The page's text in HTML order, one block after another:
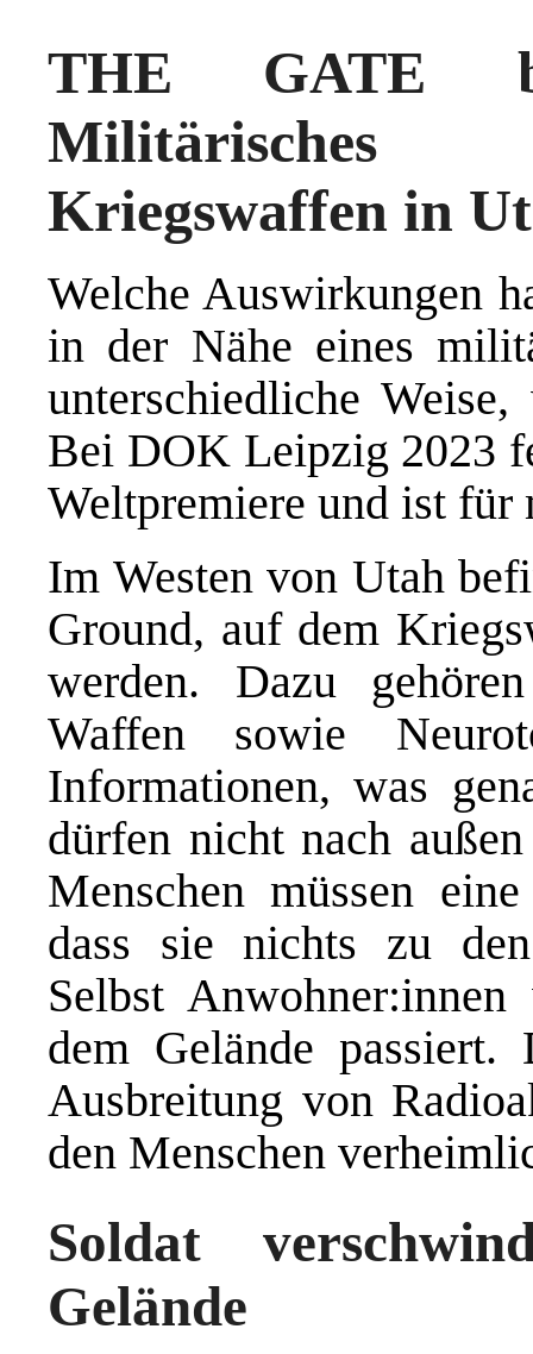
THE GATE
Kriegswaffen in
Welche Auswirkungen
in der Nähe eines
unterschiedliche
Bei DOK Leipzig 2023
Weltpremiere und ist für
Im Westen von Utah
Ground, auf dem
werden. Dazu
Waffen sowie
Informationen, was
dürfen nicht nach
Menschen müssen
dass sie nichts zu den
Selbst
dem Gelände
Ausbreitung von
den Menschen
Soldat
Gelände